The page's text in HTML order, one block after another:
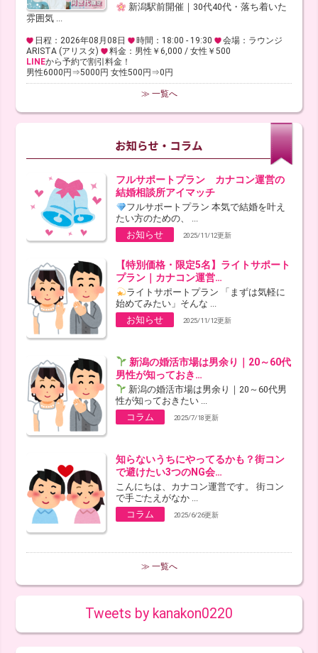
新潟駅前開催｜30代40代・落ち着いた
雰囲気 ...
日程：2026年08月08日 時間：18:00 - 19:30
会場：ラウンジ
ARISTA (アリスタ)
料金：男性￥6,000 / 女性￥500
LINEから予約で割引料金！
男性6000円⇒5000円 女性500円⇒0円
≫ 一覧へ
フルサポートプラン カナコン運営の
結婚相談所アイマッチ
フルサポートプラン 本気で結婚を叶え
たい方のための、 ...
お知らせ
2025/11/12更新
【特別価格・限定5名】ライトサポート
プラン｜カナコン運営…
ライトサポートプラン 「まずは気軽に
始めてみたい」そんな ...
お知らせ
2025/11/12更新
新潟の婚活市場は男余り｜20～60代
男性が知っておき…
新潟の婚活市場は男余り｜20～60代男
性が知っておきたい ...
コラム
2025/7/18更新
知らないうちにやってるかも？街コン
で避けたい3つのNG会…
こんにちは、カナコン運営です。 街コン
で手ごたえがなか ...
コラム
2025/6/26更新
≫ 一覧へ
Tweets by kanakon0220